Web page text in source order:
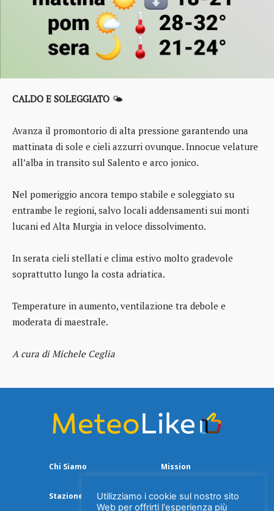
CALDO E SOLEGGIATO 🌤️
Avanza il promontorio di alta pressione garantendo una
mattinata di sole e cieli azzurri ovunque. Innocue velature
all’alba in transito sul Salento e arco jonico.
Nel pomeriggio ancora tempo stabile e soleggiato su
entrambe le regioni, salvo locali addensamenti sui monti
lucani ed Alta Murgia in veloce dissolvimento.
In serata cieli stellati e clima estivo molto gradevole
soprattutto lungo la costa adriatica.
Temperature in aumento, ventilazione tra debole e
moderata di maestrale.
A cura di Michele Ceglia
Chi Siamo Mission
Stazione MeteoUtilizziamo i cookie sul nostro sito
Web per offrirti l'esperienza più